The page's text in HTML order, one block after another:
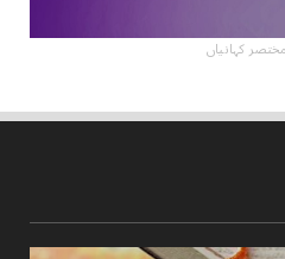
کہانیاں